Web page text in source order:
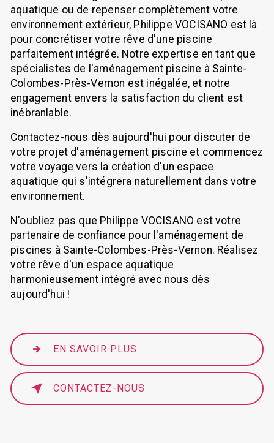
aquatique ou de repenser complètement votre
environnement extérieur, Philippe VOCISANO est là
pour concrétiser votre rêve d'une piscine
parfaitement intégrée. Notre expertise en tant que
spécialistes de l'aménagement piscine à Sainte-
Colombes-Près-Vernon est inégalée, et notre
engagement envers la satisfaction du client est
inébranlable.
Contactez-nous dès aujourd'hui pour discuter de
votre projet d'aménagement piscine et commencez
votre voyage vers la création d'un espace
aquatique qui s'intégrera naturellement dans votre
environnement.
N'oubliez pas que Philippe VOCISANO est votre
partenaire de confiance pour l'aménagement de
piscines à Sainte-Colombes-Près-Vernon. Réalisez
votre rêve d'un espace aquatique
harmonieusement intégré avec nous dès
aujourd'hui !
EN SAVOIR PLUS
CONTACTEZ-NOUS